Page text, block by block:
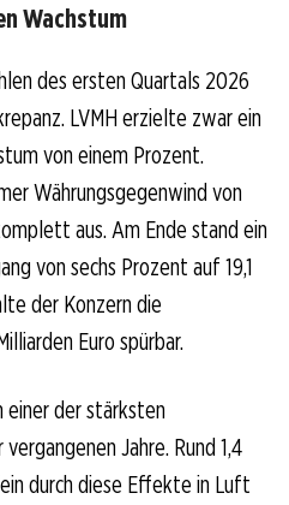
Wachstum
des ersten Quartals 2026
LVMH erzielte zwar ein
von einem Prozent.
Währungsgegenwind von
aus. Am Ende stand ein
von sechs Prozent auf 19,1
der Konzern die
Euro spürbar.
einer der stärksten
Jahre. Rund 1,4
durch diese Effekte in Luft